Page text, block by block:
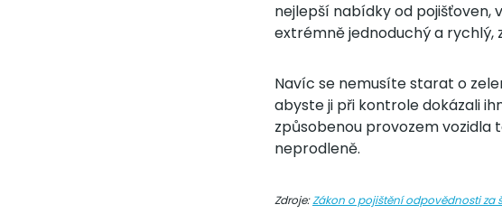
nejlepší nabídky od pojišťoven,
extrémně jednoduchý a rychlý,
Navíc se nemusíte starat o
abyste ji při kontrole dokázali
způsobenou provozem vozidla
neprodleně.
Zdroje:Zákon o pojištění odpovědnosti za